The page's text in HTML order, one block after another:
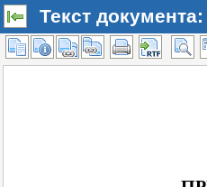
Текст документа: